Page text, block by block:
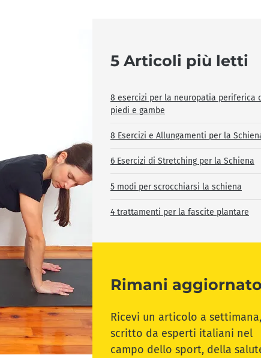
5 Articoli più letti
8 esercizi per la neuropatia periferica
piedi e gambe
8 Esercizi e Allungamenti per la
6 Esercizi di Stretching per la Schiena
5 modi per scrocchiarsi la schiena
4 trattamenti per la fascite plantare
Rimani aggiornato
Ricevi un articolo a settimana,
scritto da esperti italiani nel
campo dello sport, della